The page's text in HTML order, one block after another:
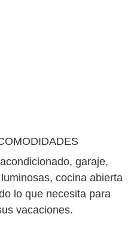
garaje,
cocina abierta
lo que necesita para
vacaciones.